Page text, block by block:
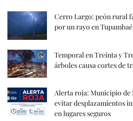
Cerro Largo: peón rural
por un rayo en Tupambaé
Temporal en Treinta y
árboles causa cortes de
Alerta roja: Municipio de
evitar desplazamientos
en lugares seguros